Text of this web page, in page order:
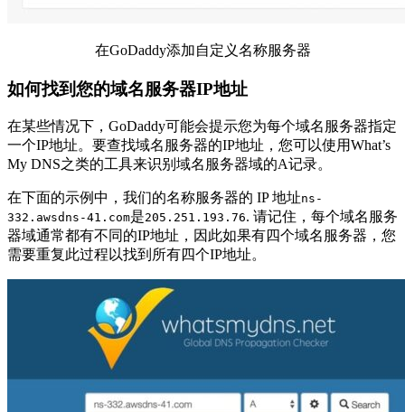
在GoDaddy添加自定义名称服务器
如何找到您的域名服务器IP地址
在某些情况下，GoDaddy可能会提示您为每个域名服务器指定
一个IP地址。要查找域名服务器的IP地址，您可以使用What’s
My DNS之类的工具来识别域名服务器域的A记录。
在下面的示例中，我们的名称服务器的 IP 地址ns-
332.awsdns-41.com是205.251.193.76. 请记住，每个域名服务
器域通常都有不同的IP地址，因此如果有四个域名服务器，您
需要重复此过程以找到所有四个IP地址。